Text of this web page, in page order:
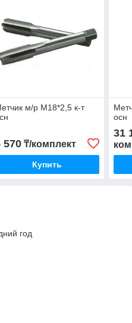
м/р М18*2,5 к-т
570₸/комплект
Купить
осн
31
год